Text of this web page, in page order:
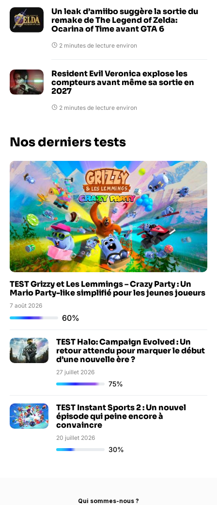
Un leak d’amiibo suggère la sortie du
remake de The Legend of Zelda:
Ocarina of Time avant GTA 6
2 minutes de lecture environ
Resident Evil Veronica explose les
compteurs avant même sa sortie en
2027
2 minutes de lecture environ
Nos derniers tests
TEST Grizzy et Les Lemmings – Crazy Party : Un
Mario Party-like simplifié pour les jeunes joueurs
7 août 2026
60%
TEST Halo: Campaign Evolved : Un
retour attendu pour marquer le début
d’une nouvelle ère ?
27 juillet 2026
75%
TEST Instant Sports 2 : Un nouvel
épisode qui peine encore à
convaincre
20 juillet 2026
30%
Qui sommes-nous ?